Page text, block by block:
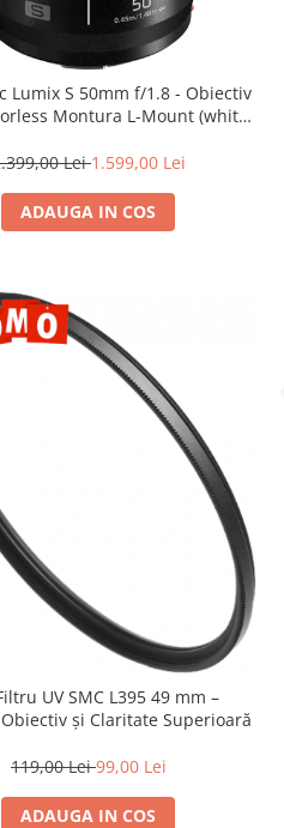
Lumix S 50mm f/1.8 - Obiectiv
Montura L-Mount (white
Lei1.599,00 Lei
ADAUGA IN COS
UV SMC L395 49 mm –
și Claritate Superioară
119,00 Lei99,00 Lei
ADAUGA IN COS